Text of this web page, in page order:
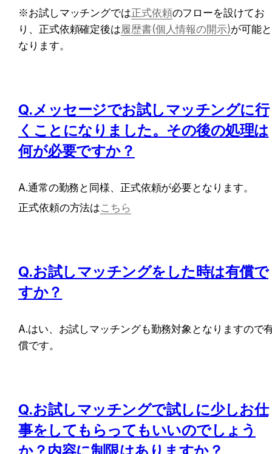
※お試しマッチングでは正式依頼のフローを設けてお
り、正式依頼確定後は履歴書(個人情報の開示)が可能と
なります。
Q.メッセージでお試しマッチングに行
くことになりました。その後の処理は
何が必要ですか？
A.通常の勤務と同様、正式依頼が必要となります。
正式依頼の方法はこちら
Q.お試しマッチングをした時は有償で
すか？
A.はい、お試しマッチングも勤務対象となりますので
償です。
Q.お試しマッチングで試しに少しお仕
事をしてもらってもいいのでしょう